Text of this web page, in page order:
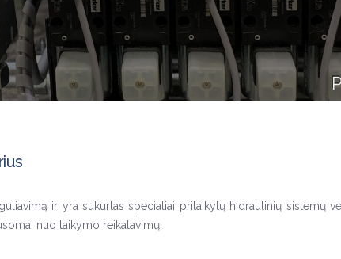
ir yra sukurtas specialiai pritaikytų hidraulinių sistemų
nuo taikymo reikalavimų.